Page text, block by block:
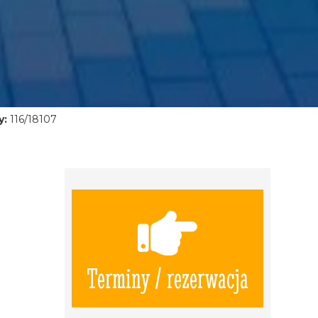
116/18107
Terminy / rezerwacja